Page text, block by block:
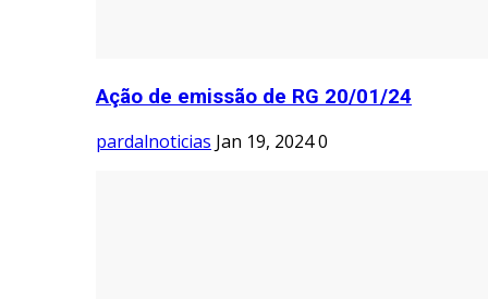
Ação de emissão de RG 20/01/24
pardalnoticias Jan 19, 20240